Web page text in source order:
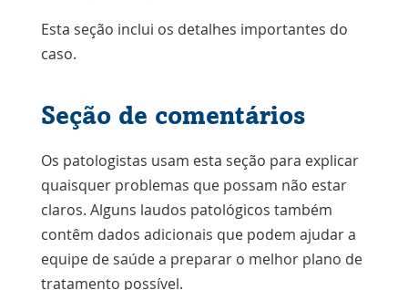
Esta seção inclui os detalhes importantes do
caso.
Seção de comentários
Os patologistas usam esta seção para explicar
quaisquer problemas que possam não estar
claros. Alguns laudos patológicos também
contêm dados adicionais que podem ajudar a
equipe de saúde a preparar o melhor plano de
tratamento possível.